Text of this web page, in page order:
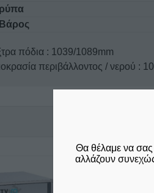
πόδια : 1039/1089mm
περιβάλλοντος / νερού :
Θα θέλαμε να
αλλάζουν